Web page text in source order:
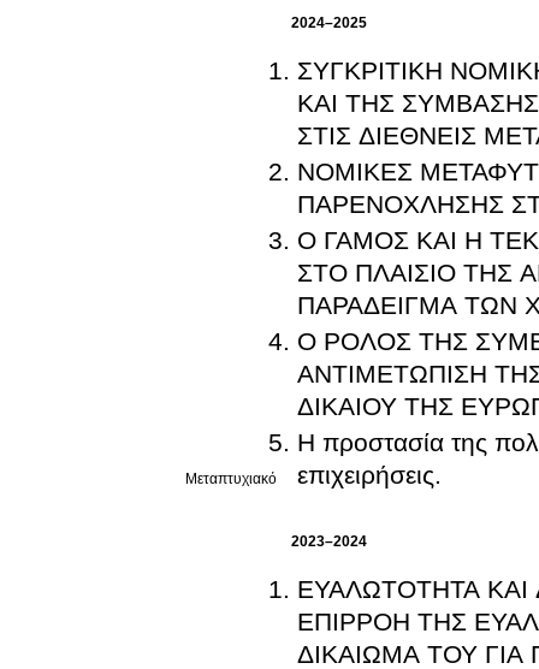
2024–2025
Μεταπτυχιακό
ΣΥΓΚΡΙΤΙΚΗ
ΚΑΙ ΤΗΣ
ΣΤΙΣ ΔΙΕΘΝΕΙΣ
ΝΟΜΙΚΕΣ
ΠΑΡΕΝΟΧΛΗΣΗΣ
Ο ΓΑΜΟΣ ΚΑΙ Η
ΣΤΟ ΠΛΑΙΣΙΟ ΤΗΣ
ΠΑΡΑΔΕΙΓΜΑ ΤΩΝ
Ο ΡΟΛΟΣ ΤΗΣ
ΑΝΤΙΜΕΤΩΠΙΣΗ
ΔΙΚΑΙΟΥ ΤΗΣ
Η προστασία της
επιχειρήσεις.
2023–2024
ΕΥΑΛΩΤΟΤΗΤΑ
ΕΠΙΡΡΟΗ ΤΗΣ
ΔΙΚΑΙΩΜΑ ΤΟΥ